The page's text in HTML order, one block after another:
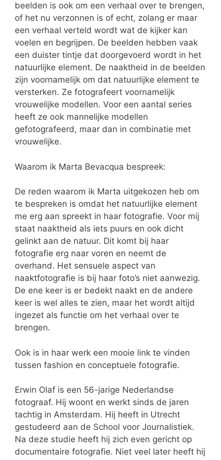
beelden is ook om een verhaal over te brengen,
of het nu verzonnen is of echt, zolang er maar
een verhaal verteld wordt wat de kijker kan
voelen en begrijpen. De beelden hebben vaak
een duister tintje dat doorgevoerd wordt in het
natuurlijke element. De naaktheid in de beelden
zijn voornamelijk om dat natuurlijke element te
versterken. Ze fotografeert voornamelijk
vrouwelijke modellen. Voor een aantal series
heeft ze ook mannelijke modellen
gefotografeerd, maar dan in combinatie met
vrouwelijke.
Waarom ik Marta Bevacqua bespreek:
De reden waarom ik Marta uitgekozen heb om
te bespreken is omdat het natuurlijke element
me erg aan spreekt in haar fotografie. Voor mij
staat naaktheid als iets puurs en ook dicht
gelinkt aan de natuur. Dit komt bij haar
fotografie erg naar voren en neemt de
overhand. Het sensuele aspect van
naaktfotografie is bij haar foto’s niet aanwezig.
De ene keer is er bedekt naakt en de andere
keer is wel alles te zien, maar het wordt altijd
ingezet als functie om het verhaal over te
brengen.
Ook is in haar werk een mooie link te vinden
tussen fashion en conceptuele fotografie.
Erwin Olaf is een 56-jarige Nederlandse
fotograaf. Hij woont en werkt sinds de jaren
tachtig in Amsterdam. Hij heeft in Utrecht
gestudeerd aan de School voor Journalistiek.
Na deze studie heeft hij zich even gericht op
documentaire fotografie. Niet veel later heeft hij